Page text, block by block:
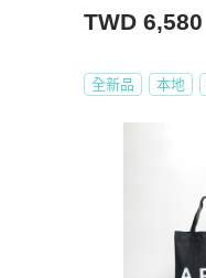
TWD 6,580
全新品 本地